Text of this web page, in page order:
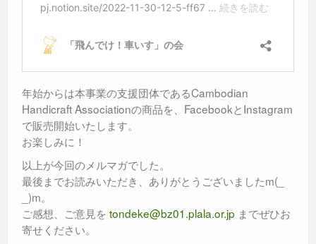
年始からは本事業の支援団体であるCambodian
Handicraft Associationの商品を、FacebookとInstagram
で販売開始いたします。
お楽しみに！
以上が今回のメルマガでした。
最後までお読みいただき、ありがとうございましたm(_
_)m。
ご感想、ご意見を tondeke@bz01.plala.or.jp までぜひお
寄せください。